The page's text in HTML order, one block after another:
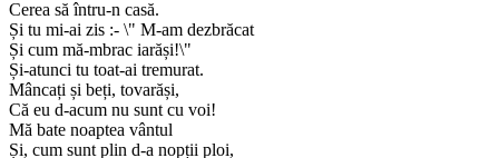
Cerea să întru-n casă.
Și tu mi-ai zis :- \" M-am dezbrăcat
Și cum mă-mbrac iarăși!\"
Și-atunci tu toat-ai tremurat.
Mâncați și beți, tovarăși,
Că eu d-acum nu sunt cu voi!
Mă bate noaptea vântul
Și, cum sunt plin d-a nopții ploi,